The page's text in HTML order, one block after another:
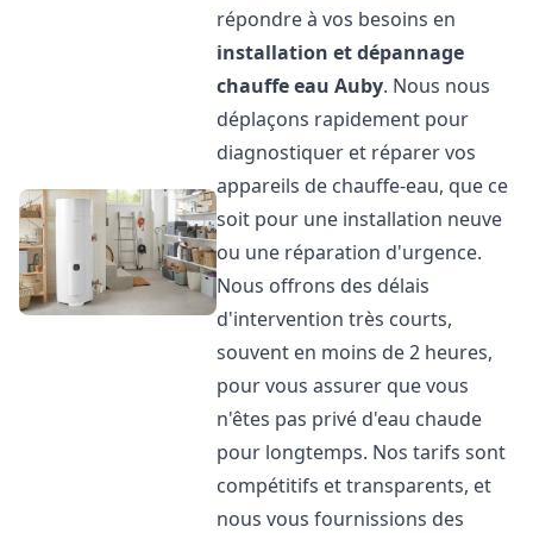
répondre à vos besoins en
installation et dépannage
chauffe eau Auby. Nous nous
déplaçons rapidement pour
diagnostiquer et réparer vos
appareils de chauffe-eau, que ce
soit pour une installation neuve
ou une réparation d'urgence.
Nous offrons des délais
d'intervention très courts,
souvent en moins de 2 heures,
pour vous assurer que vous
n'êtes pas privé d'eau chaude
pour longtemps. Nos tarifs sont
compétitifs et transparents, et
nous vous fournissions des